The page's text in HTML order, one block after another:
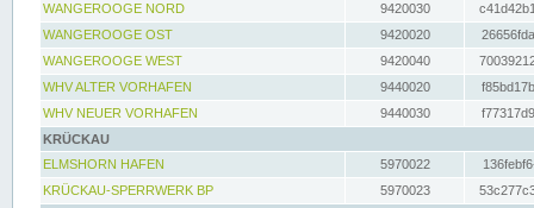
WANGEROOGE NORD
9420030
WANGEROOGE OST
9420020
WANGEROOGE WEST
9420040
WHV ALTER VORHAFEN
9440020
WHV NEUER VORHAFEN
9440030
KRÜCKAU
ELMSHORN HAFEN
5970022
KRÜCKAU-SPERRWERK BP
5970023